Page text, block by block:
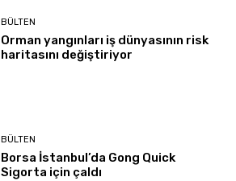
BÜLTEN
Orman yangınları iş dünyasının risk
haritasını değiştiriyor
BÜLTEN
Borsa İstanbul’da Gong Quick
Sigorta için çaldı